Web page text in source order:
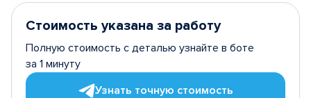
Стоимость указана за работу
Полную стоимость с деталью узнайте в боте
за 1 минуту
Узнать точную стоимость